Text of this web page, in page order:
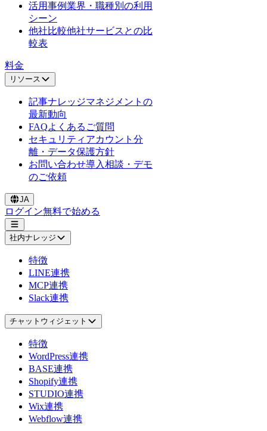
活用事例業界・職種別の利用
シーン
他社比較他社サービスとの比
較表
料金
リソース
記事ナレッジマネジメントの
最新動向
FAQよくあるご質問
セキュリティ アカウント分
離・データ保護方針
お問い合わせ導入相談・デモ
のご依頼
JA
ログイン無料で始める
社内ナレッジ
特徴
LINE連携
MCP連携
Slack連携
チャットウィジェット
特徴
WordPress連携
BASE連携
Shopify連携
STUDIO連携
Wix連携
Webflow連携